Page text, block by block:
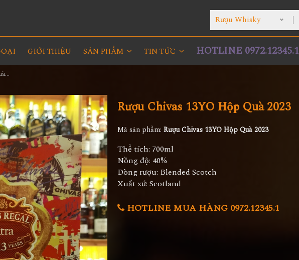
Rượu Whisky
GIỚI THIỆU SẢN PHẨM TIN TỨC HOTLINE 0972.12345.1
Rượu Chivas 13YO Hộp Quà 2023
Rượu Chivas 13YO Hộp Quà 2023
Mã sản phẩm: Rượu Chivas 13YO Hộp Quà 2023
Thể tích: 700ml
Nồng độ: 40%
Dòng rượu: Blended Scotch
Xuất xứ: Scotland
HOTLINE MUA HÀNG 0972.12345.1